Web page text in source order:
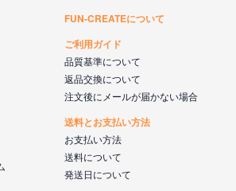
FUN-CREATEについて
ご利用ガイド
品質基準について
返品交換について
注文後にメールが届かない場合
送料とお支払い方法
お支払い方法
送料について
発送日について